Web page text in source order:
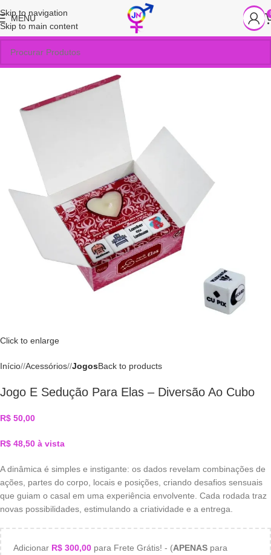
Skip to navigation
Skip to main content
MENU
Click to enlarge
Início/ Acessórios/ JogosBack to products
Jogo E Sedução Para Elas – Diversão Ao Cubo
R$ 50,00
R$ 48,50 à vista
A dinâmica é simples e instigante: os dados revelam combinações de
ações, partes do corpo, locais e posições, criando desafios sensuais
que guiam o casal em uma experiência envolvente. Cada rodada traz
novas possibilidades, estimulando a criatividade e a entrega.
Adicionar R$ 300,00 para Frete Grátis! - (APENAS para